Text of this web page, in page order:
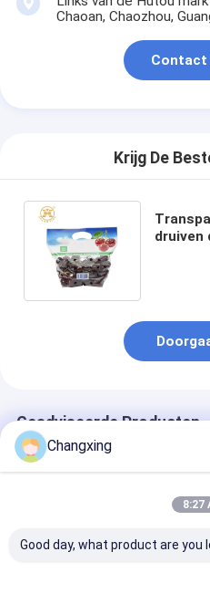
Chaoan, Chaozhou,
Contact
Krijg De
druiven
Geadviseerde Producten
Changxing
8:27
Good day, what product are you